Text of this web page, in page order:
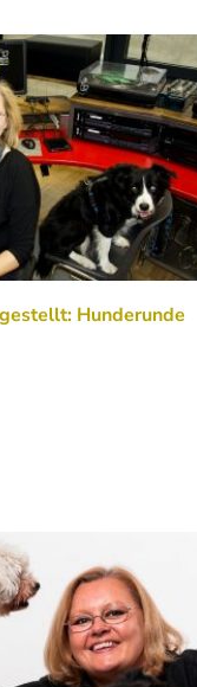
Hunderunde